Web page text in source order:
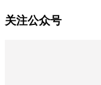
关注公众号